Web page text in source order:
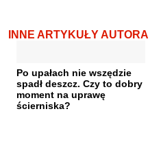
INNE ARTYKUŁY AUTORA
Po upałach nie wszędzie
spadł deszcz. Czy to dobry
moment na uprawę
ścierniska?